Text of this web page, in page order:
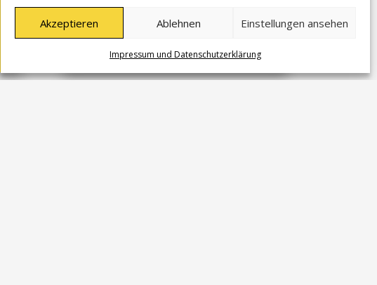
Akzeptieren Ablehnen Einstellungen ansehen
Impressum und Datenschutzerklärung
mehr lesen